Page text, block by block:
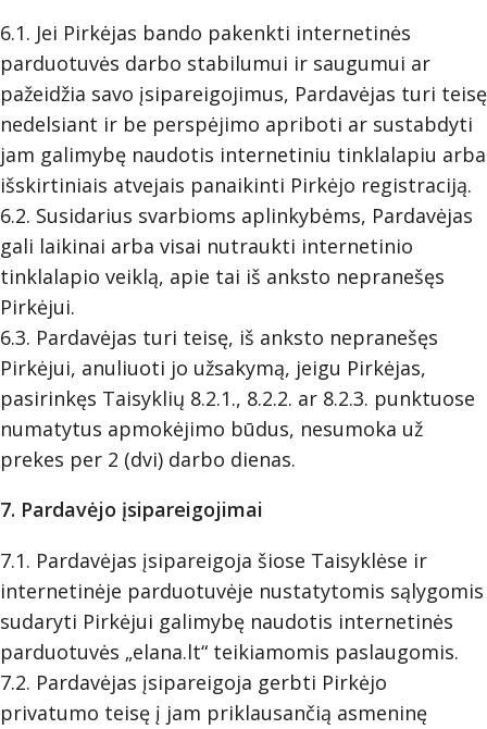
6.1. Jei Pirkėjas bando pakenkti internetinės
parduotuvės darbo stabilumui ir saugumui ar
pažeidžia savo įsipareigojimus, Pardavėjas turi teisę
nedelsiant ir be perspėjimo apriboti ar sustabdyti
jam galimybę naudotis internetiniu tinklalapiu arba
išskirtiniais atvejais panaikinti Pirkėjo registraciją.
6.2. Susidarius svarbioms aplinkybėms, Pardavėjas
gali laikinai arba visai nutraukti internetinio
tinklalapio veiklą, apie tai iš anksto nepranešęs
Pirkėjui.
6.3. Pardavėjas turi teisę, iš anksto nepranešęs
Pirkėjui, anuliuoti jo užsakymą, jeigu Pirkėjas,
pasirinkęs Taisyklių 8.2.1., 8.2.2. ar 8.2.3. punktuose
numatytus apmokėjimo būdus, nesumoka už
prekes per 2 (dvi) darbo dienas.
7. Pardavėjo įsipareigojimai
7.1. Pardavėjas įsipareigoja šiose Taisyklėse ir
internetinėje parduotuvėje nustatytomis sąlygomis
sudaryti Pirkėjui galimybę naudotis internetinės
parduotuvės „elana.lt“ teikiamomis paslaugomis.
7.2. Pardavėjas įsipareigoja gerbti Pirkėjo
privatumo teisę į jam priklausančią asmeninę